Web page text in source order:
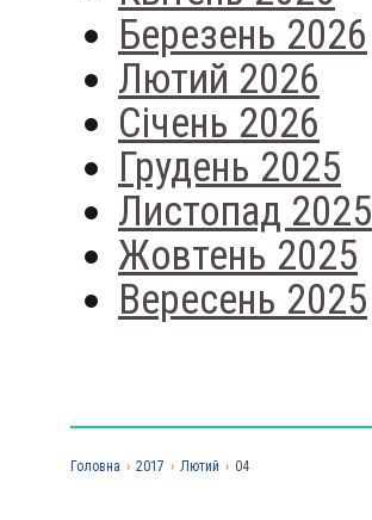
Березень 2026
Лютий 2026
Січень 2026
Грудень 2025
Листопад 2025
Жовтень 2025
Вересень 2025
Головна › 2017 › Лютий › 04